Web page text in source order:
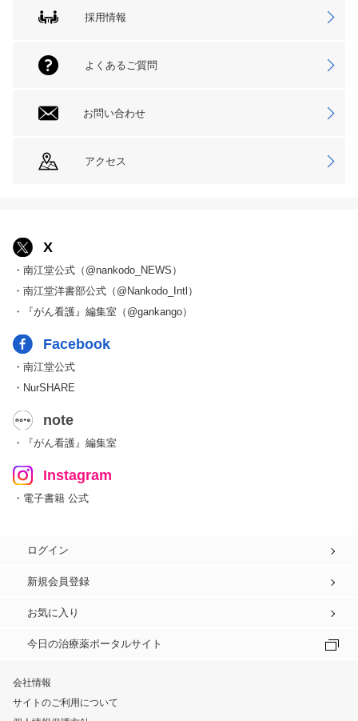
採用情報
よくあるご質問
お問い合わせ
アクセス
X
・南江堂公式（@nankodo_NEWS）
・南江堂洋書部公式（@Nankodo_Intl）
・『がん看護』編集室（@gankango）
Facebook
・南江堂公式
・NurSHARE
note
・『がん看護』編集室
Instagram
・電子書籍 公式
ログイン
新規会員登録
お気に入り
今日の治療薬ポータルサイト
会社情報
サイトのご利用について